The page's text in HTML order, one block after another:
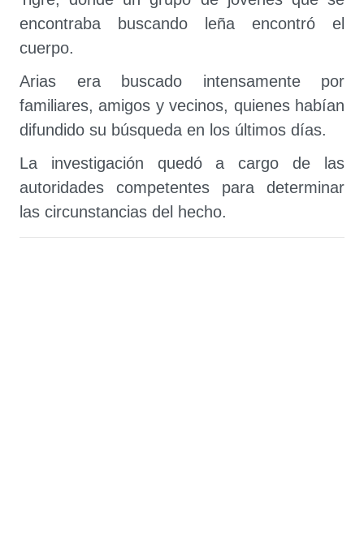
encontraba buscando leña encontró el
cuerpo.
Arias era buscado intensamente por
familiares, amigos y vecinos, quienes habían
difundido su búsqueda en los últimos días.
La investigación quedó a cargo de las
autoridades competentes para determinar
las circunstancias del hecho.